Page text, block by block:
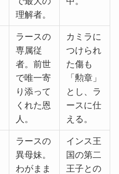
理解者。
ラースの
専属従
者。前世
で唯一寄
り添って
くれた恩
人。
カミラに
つけられ
た傷も
「勲章」
とし、ラ
ースに仕
える。
ラースの
異母妹。
わがまま
インス王
国の第二
王子との